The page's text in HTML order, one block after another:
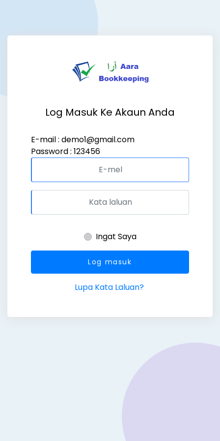
Log Masuk Ke Akaun Anda
E-mail : demo1@gmail.com
Password : 123456
Ingat Saya
Log masuk
Lupa Kata Laluan?